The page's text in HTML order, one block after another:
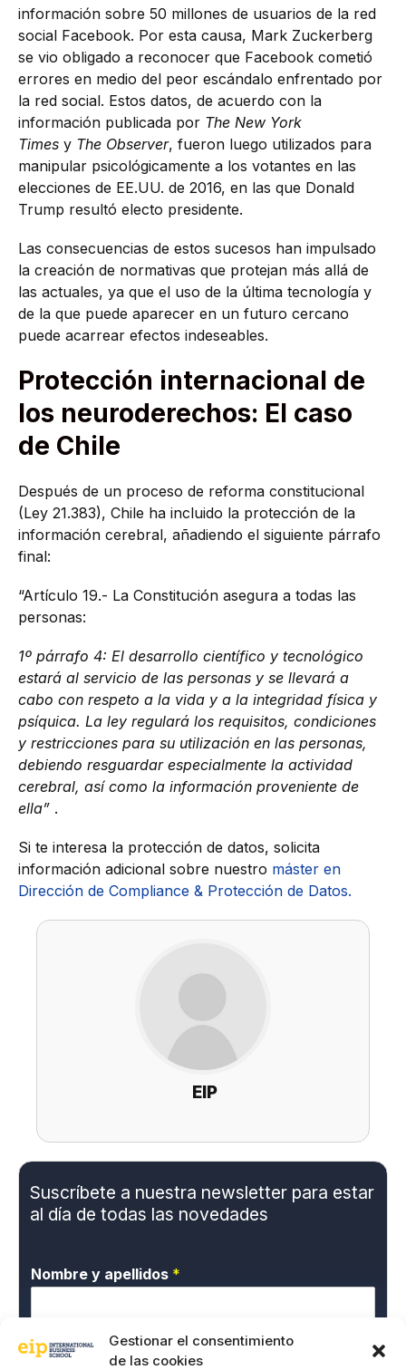
Gestionar el consentimiento
de las cookies
información sobre 50 millones de usuarios de la red
social Facebook. Por esta causa, Mark Zuckerberg
se vio obligado a reconocer que Facebook cometió
errores en medio del peor escándalo enfrentado por
la red social. Estos datos, de acuerdo con la
información publicada por The New York
Times y The Observer, fueron luego utilizados para
manipular psicológicamente a los votantes en las
elecciones de EE.UU. de 2016, en las que Donald
Trump resultó electo presidente.
Las consecuencias de estos sucesos han impulsado
la creación de normativas que protejan más allá de
las actuales, ya que el uso de la última tecnología y
de la que puede aparecer en un futuro cercano
puede acarrear efectos indeseables.
Protección internacional de
los neuroderechos: El caso
de Chile
Después de un proceso de reforma constitucional
(Ley 21.383), Chile ha incluido la protección de la
información cerebral, añadiendo el siguiente párrafo
final:
“Artículo 19.- La Constitución asegura a todas las
personas:
1º párrafo 4: El desarrollo científico y tecnológico
estará al servicio de las personas y se llevará a
cabo con respeto a la vida y a la integridad física y
psíquica. La ley regulará los requisitos, condiciones
y restricciones para su utilización en las personas,
debiendo resguardar especialmente la actividad
cerebral, así como la información proveniente de
ella” .
Si te interesa la protección de datos, solicita
información adicional sobre nuestro máster en
Dirección de Compliance & Protección de Datos.
EIP
Suscríbete a nuestra newsletter para estar
al día de todas las novedades
Nombre y apellidos *
Correo electrónico *